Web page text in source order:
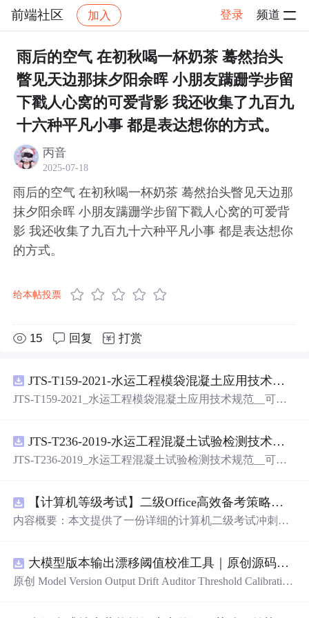
前端社区 加入 登录 频道
社区 前端社区 感慨 帖子详情
雨后的空气 在初秋喝一杯奶茶 蓦然抬头
瞥见天边那抹夕阳余晖 小朋友蹒跚学步留
下戳人心窝的可爱背影 我还收集了九百九
十六种平凡小事 都是表达想你的方式。
丙音
2025-07-18
雨后的空气 在初秋喝一杯奶茶 蓦然抬头瞥见天边那
抹夕阳余晖 小朋友蹒跚学步留下戳人心窝的可爱背
影 我还收集了九百九十六种平凡小事 都是表达想你
的方式。
给本帖投票
15 回复 打赏
JTS-T159-2021-水运工程模袋混凝土应用技术规范-可搜索.pdf
JTS-T159-2021_水运工程模袋混凝土应用技术规范__可搜
JTS-T236-2019-水运工程混凝土试验检测技术规范-可搜索.pdf
JTS-T236-2019_水运工程混凝土试验检测技术规范__可搜
【计算机等级考试】二级Office高效备考策略：分阶段复习计划与考场时间分配优化方案
内容概要：本文提供了一份详细的计算机二级考试冲刺备
点和基本操作；强化刷题阶段主攻操作大题，尤其是Excel
函数难点；冲刺模拟阶段进行全真模拟训练，回归高频考
大模型版本输出漂移阈值校准工具｜原创源码+测试+离线报告
原创 Model Version Output Drift Auditor Threshold Calibration